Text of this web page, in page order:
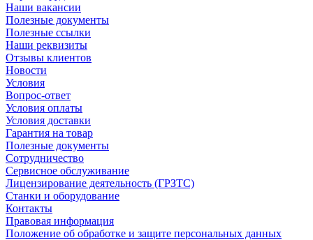
Наши вакансии
Полезные документы
Полезные ссылки
Наши реквизиты
Отзывы клиентов
Новости
Условия
Вопрос-ответ
Условия оплаты
Условия доставки
Гарантия на товар
Полезные документы
Сотрудничество
Сервисное обслуживание
Лицензирование деятельность (ГРЗТС)
Станки и оборудование
Контакты
Правовая информация
Положение об обработке и защите персональных данных